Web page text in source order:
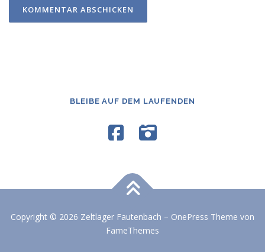
BLEIBE AUF DEM LAUFENDEN
Copyright © 2026 Zeltlager Fautenbach – OnePress Theme von
FameThemes